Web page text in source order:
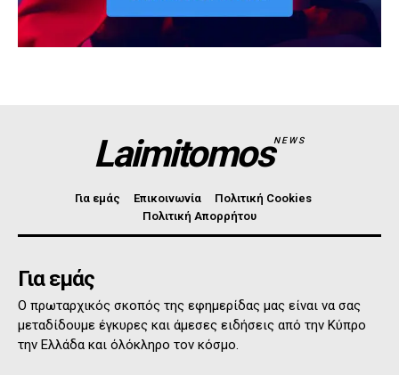
LaimitomosNEWS
Για εμάς Επικοινωνία
Πολιτική Cookies
Πολιτική Απορρήτου
Για εμάς
Ο πρωταρχικός σκοπός της εφημερίδας μας είναι να σας
μεταδίδουμε έγκυρες και άμεσες ειδήσεις από την Κύπρο
την Ελλάδα και όλόκληρο τον κόσμο.